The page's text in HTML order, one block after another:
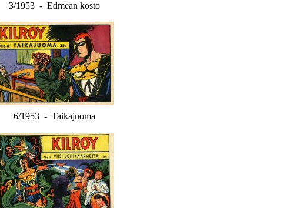
3/1953 - Edmean kosto
6/1953 - Taikajuoma